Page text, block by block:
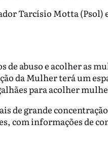
Tarcísio Motta (Psol)
de abuso e acolher as
da Mulher terá um
para acolher
de grande
com informações de